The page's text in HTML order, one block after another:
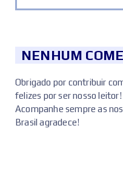
NENHUM
Obrigado por contribuir
felizes por ser nosso
Acompanhe sempre as
Brasil agradece!